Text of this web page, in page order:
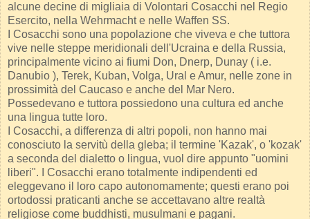
alcune decine di migliaia di Volontari Cosacchi nel Regio
Esercito, nella Wehrmacht e nelle Waffen SS.
I Cosacchi sono una popolazione che viveva e che tuttora
vive nelle steppe meridionali dell'Ucraina e della Russia,
principalmente vicino ai fiumi Don, Dnerp, Dunay ( i.e.
Danubio ), Terek, Kuban, Volga, Ural e Amur, nelle zone in
prossimità del Caucaso e anche del Mar Nero.
Possedevano e tuttora possiedono una cultura ed anche
una lingua tutte loro.
I Cosacchi, a differenza di altri popoli, non hanno mai
conosciuto la servitù della gleba; il termine 'Kazak', o 'kozak'
a seconda del dialetto o lingua, vuol dire appunto "uomini
liberi". I Cosacchi erano totalmente indipendenti ed
eleggevano il loro capo autonomamente; questi erano poi
ortodossi praticanti anche se accettavano altre realtà
religiose come buddhisti, musulmani e pagani.